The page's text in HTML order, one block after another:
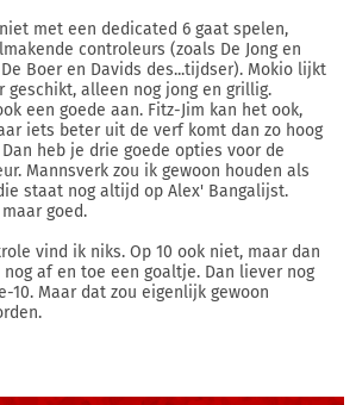
met een dedicated 6 gaat spelen,
controleurs (zoals De Jong en
Boer en Davids des...tijdser). Mokio lijkt
geschikt, alleen nog jong en grillig.
een goede aan. Fitz-Jim kan het ook,
iets beter uit de verf komt dan zo hoog
heb je drie goede opties voor de
Mannsverk zou ik gewoon houden als
staat nog altijd op Alex' Bangalijst.
goed.
vind ik niks. Op 10 ook niet, maar dan
af en toe een goaltje. Dan liever nog
10. Maar dat zou eigenlijk gewoon